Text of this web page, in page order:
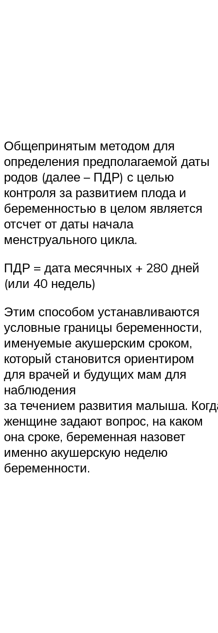
Общепринятым методом для
определения предполагаемой даты
родов (далее – ПДР) с целью
контроля за развитием плода и
беременностью в целом является
отсчет от даты начала
менструального цикла.
ПДР = дата месячных + 280 дней
(или 40 недель)
Этим способом устанавливаются
условные границы беременности,
именуемые акушерским сроком,
который становится ориентиром
для врачей и будущих мам для
наблюдения
за течением развития малыша.
женщине задают вопрос, на каком
она сроке, беременная назовет
именно акушерскую неделю
беременности.